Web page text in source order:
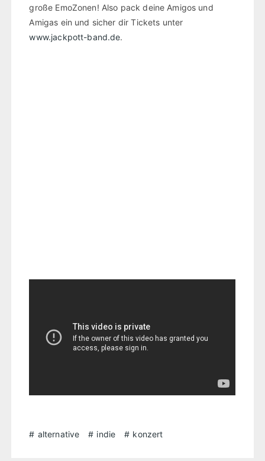
große EmoZonen! Also pack deine Amigos und
Amigas ein und sicher dir Tickets unter
www.jackpott-band.de.
alternative indie konzert